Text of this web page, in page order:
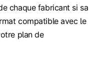
chaque fabricant si sa
compatible avec le
plan de